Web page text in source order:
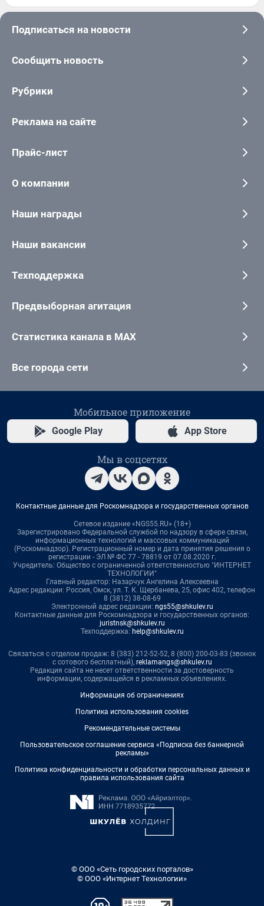
Подписаться на новости
Сообщить новость
Рубрики
Реклама на сайте
Прайс-лист
О компании
Наши награды
Наши вакансии
Техподдержка
Предвыборная агитация
Статистика канала в MAX
Все города сети
Мобильное приложение
Google Play App Store
Мы в соцсетях
Контактные данные для Роскомнадзора и государственных органов
Сетевое издание «NGS55.RU» (18+)
Зарегистрировано Федеральной службой по надзору в сфере связи,
информационных технологий и массовых коммуникаций
(Роскомнадзор). Регистрационный номер и дата принятия решения о
регистрации - ЭЛ № ФС 77 - 78819 от 07.08.2020 г.
Учредитель: Общество с ограниченной ответственностью "ИНТЕРНЕТ
ТЕХНОЛОГИИ"
Главный редактор: Назарчук Ангелина Алексеевна
Адрес редакции: Россия, Омск, ул. Т. К. Щербанева, 25, офис 402, телефон
8 (3812) 38-08-69
Электронный адрес редакции: ngs55@shkulev.ru
Контактные данные для Роскомнадзора и государственных органов:
juristnsk@shkulev.ru
Техподдержка: help@shkulev.ru
Связаться с отделом продаж: 8 (383) 212-52-52, 8 (800) 200-03-83 (звонок
с сотового бесплатный), reklamangs@shkulev.ru
Редакция сайта не несет ответственности за достоверность
информации, содержащейся в рекламных объявлениях.
Информация об ограничениях
Политика использования cookies
Рекомендательные системы
Пользовательское соглашение сервиса «Подписка без баннерной
рекламы»
Политика конфиденциальности и обработки персональных данных и
правила использования сайта
© ООО «Сеть городских порталов»
© ООО «Интернет Технологии»